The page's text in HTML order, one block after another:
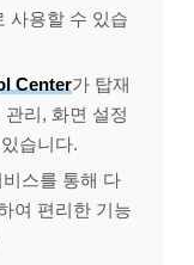
사용할 수 있습
Center가 탑재
리, 화면 설정
습니다.
비스를 통해 다
여 편리한 기능